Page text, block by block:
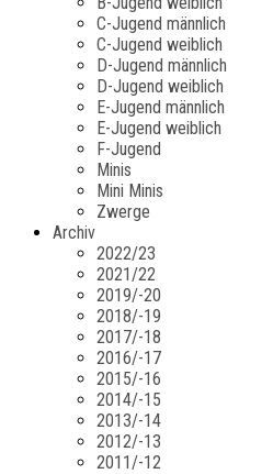
C-Jugend männlich
C-Jugend weiblich
D-Jugend männlich
D-Jugend weiblich
E-Jugend männlich
E-Jugend weiblich
F-Jugend
Minis
Mini Minis
Zwerge
Archiv
2022/23
2021/22
2019/-20
2018/-19
2017/-18
2016/-17
2015/-16
2014/-15
2013/-14
2012/-13
2011/-12